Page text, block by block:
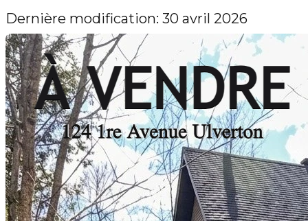
Dernière modification: 30 avril 2026